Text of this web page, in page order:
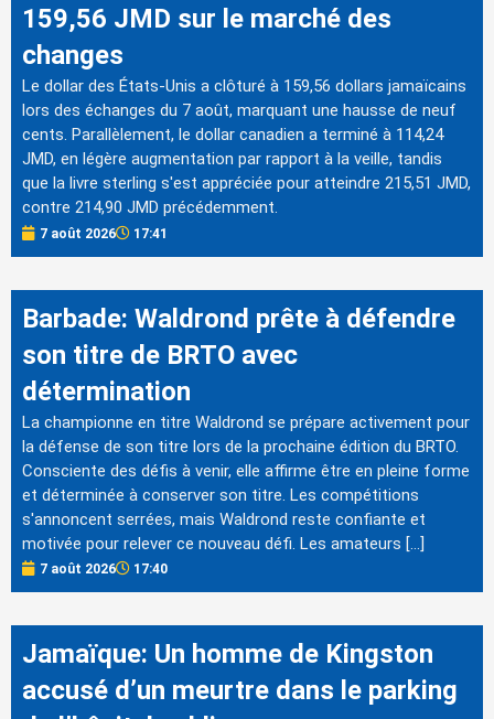
159,56 JMD sur le marché des
changes
Le dollar des États-Unis a clôturé à 159,56 dollars jamaïcains
lors des échanges du 7 août, marquant une hausse de neuf
cents. Parallèlement, le dollar canadien a terminé à 114,24
JMD, en légère augmentation par rapport à la veille, tandis
que la livre sterling s'est appréciée pour atteindre 215,51 JMD,
contre 214,90 JMD précédemment.
7 août 2026 17:41
Barbade: Waldrond prête à défendre
son titre de BRTO avec
détermination
La championne en titre Waldrond se prépare activement pour
la défense de son titre lors de la prochaine édition du BRTO.
Consciente des défis à venir, elle affirme être en pleine forme
et déterminée à conserver son titre. Les compétitions
s'annoncent serrées, mais Waldrond reste confiante et
motivée pour relever ce nouveau défi. Les amateurs […]
7 août 2026 17:40
Jamaïque: Un homme de Kingston
accusé d’un meurtre dans le parking